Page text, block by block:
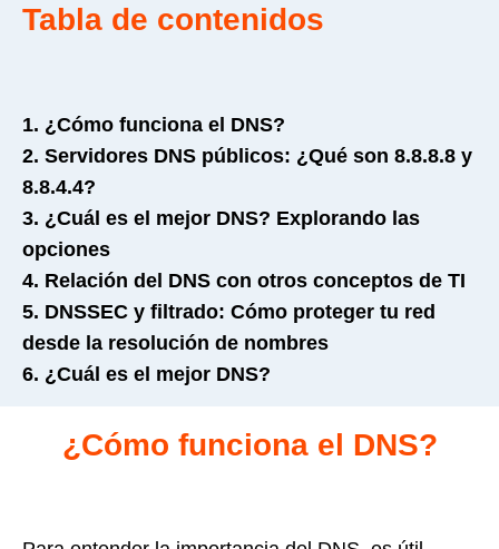
Tabla de contenidos
1. ¿Cómo funciona el DNS?
2. Servidores DNS públicos: ¿Qué son 8.8.8.8 y
8.8.4.4?
3. ¿Cuál es el mejor DNS? Explorando las
opciones
4. Relación del DNS con otros conceptos de TI
5. DNSSEC y filtrado: Cómo proteger tu red
desde la resolución de nombres
6. ¿Cuál es el mejor DNS?
¿Cómo funciona el DNS?